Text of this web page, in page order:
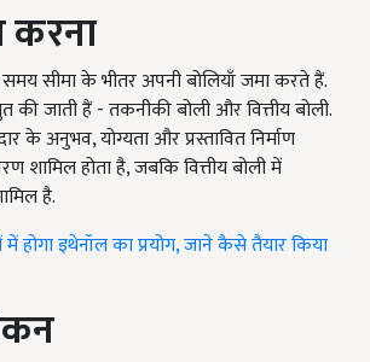
करना
समय सीमा के भीतर अपनी बोलियाँ जमा करते हैं.
की जाती हैं - तकनीकी बोली और वित्तीय बोली.
के अनुभव, योग्यता और प्रस्तावित निर्माण
शामिल होता है, जबकि वित्तीय बोली में
है.
में होगा इथेनॉल का प्रयोग, जाने कैसे तैयार किया